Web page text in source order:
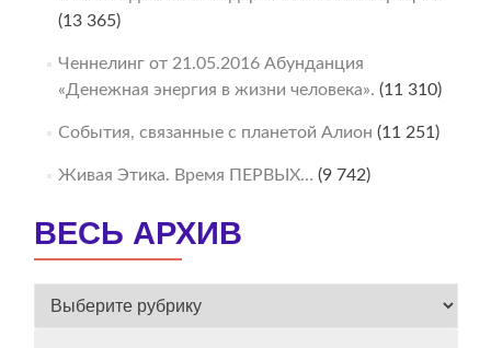
(13 365)
Ченнелинг от 21.05.2016 Абунданция
«Денежная энергия в жизни человека». (11 310)
События, связанные с планетой Алион (11 251)
Живая Этика. Время ПЕРВЫХ… (9 742)
ВЕСЬ АРХИВ
ВЕСЬ